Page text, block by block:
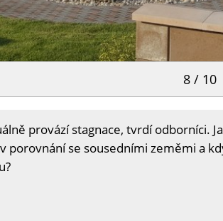
8 / 10
provází stagnace, tvrdí odborníci.
porovnání se sousedními zeměmi a